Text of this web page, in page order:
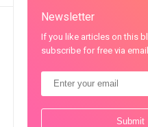
Newsletter
If you like articles on this
subscribe for free via